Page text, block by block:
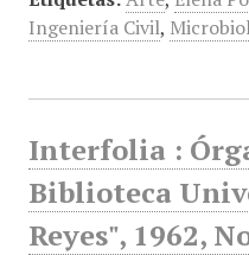
Ingeniería Civil,
Interfolia :
Biblioteca
Reyes", 1962,